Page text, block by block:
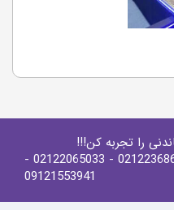
را تجربه کن!!!
- 02122065033
-
09121553941